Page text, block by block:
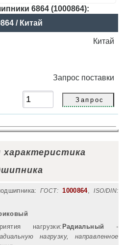
6864 (1000864):
/ Китай
Китай
Запрос поставки
характеристика
ГОСТ: 1000864,ISO/DIN:
нагрузки: Радиальный
-
нагрузку, направленное